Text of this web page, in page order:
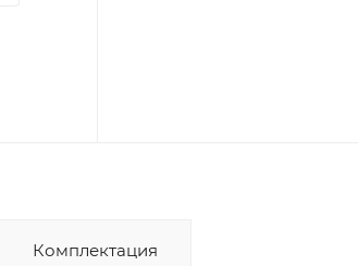
Комплектация